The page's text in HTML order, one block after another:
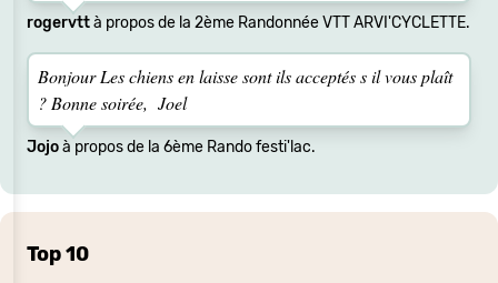
rogervttà propos de la 2ème Randonnée VTT ARVI'CYCLETTE.
Bonjour Les chiens en laisse sont ils acceptés s il vous plaît
? Bonne soirée, Joel
Jojoà propos de la 6ème Rando festi'lac.
Top 10